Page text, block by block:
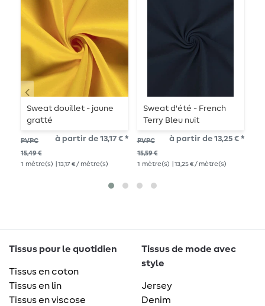
Sweat douillet - jaune
gratté
PVPC
15,49 €
à partir de 13,17 € *
1 mètre(s) | 13,17 € / mètre(s)
Sweat d'été - French
Terry Bleu nuit
PVPC
15,59 €
à partir de 13,25 € *
1 mètre(s) | 13,25 € / mètre(s)
Tissus pour le quotidien
Tissus en coton
Tissus en lin
Tissus en viscose
Tissus de mode avec
style
Jersey
Denim